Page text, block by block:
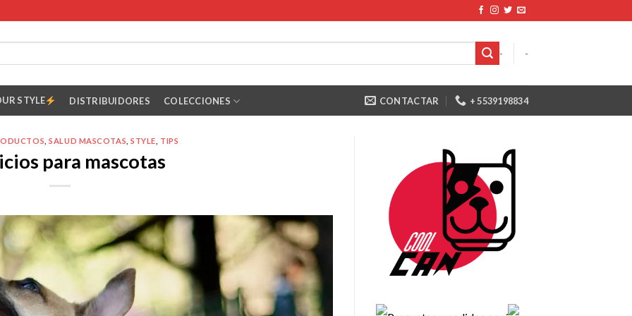
- -
STYLE DISTRIBUIDORES COLECCIONES CONTACTAR + 5539198834
,SALUD MASCOTAS ,STYLE TIPS
para mascotas